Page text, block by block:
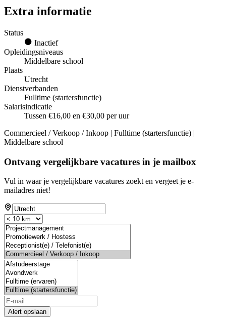
Extra informatie
Status
Inactief
Opleidingsniveaus
Middelbare school
Plaats
Utrecht
Dienstverbanden
Fulltime (startersfunctie)
Salarisindicatie
Tussen €16,00 en €30,00 per uur
Commercieel / Verkoop / Inkoop | Fulltime (startersfunctie) |
Middelbare school
Ontvang vergelijkbare vacatures in je mailbox
Vul in waar je vergelijkbare vacatures zoekt en vergeet je e-
mailadres niet!
Alert opslaan